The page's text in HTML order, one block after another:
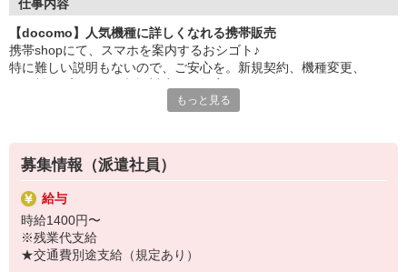
ずっと先まで役に立ちます！
丁寧な研修もあるので、
みなさんから働きやすいと好評です♪
最新アプリ事情やお得なプラン、
スマホの裏ワザを学べるチャンス♪
￣￣￣￣￣￣￣￣￣￣￣
▼オフィスワーク
事務、経理、データ入力、コールセンター、受付
▼工場・製造・軽作業系
機械/食品製造・梱包・仕分け・加工・組立・検査
▼美容系
眉毛サロンのアイブロウ・ネイリスト・エステ
▼営業・販売
仕事内容
【docomo】人気機種に詳しくなれる携帯販売
携帯shopにて、スマホを案内するおシゴト♪
特に難しい説明もないので、ご安心を。新規契約、機種変更、
満足度◎
■携帯やインターネット販売業務
docomo(ドコモ)/au(エーユー)・KDDI/softbank(ソフトバンク)など
の大手キャリアから
ワイモバイル(Y!mobille)、楽天モバイル、UQなど格安スマホまで幅
広く紹介可能♪
もっと見る
募集情報（派遣社員）
給与
時給1400円〜
※残業代支給
★交通費別途支給（規定あり）